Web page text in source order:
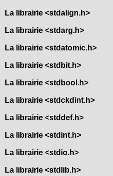
La librairie <stdalign.h>
La librairie <stdarg.h>
La librairie <stdatomic.h>
La librairie <stdbit.h>
La librairie <stdbool.h>
La librairie <stdckdint.h>
La librairie <stddef.h>
La librairie <stdint.h>
La librairie <stdio.h>
La librairie <stdlib.h>